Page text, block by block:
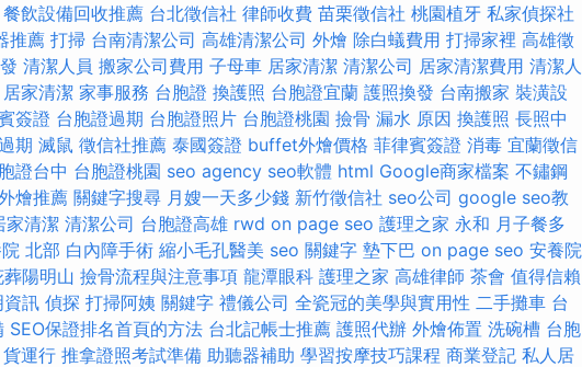
餐飲設備回收推薦 台北徵信社 律師收費 苗栗徵信社 桃園植牙 私家偵探社
推薦 打掃 台南清潔公司 高雄清潔公司 外燴 除白蟻費用 打掃家裡 高雄徵
清潔人員 搬家公司費用 子母車 居家清潔 清潔公司 居家清潔費用 清潔人
居家清潔 家事服務 台胞證 換護照 台胞證宜蘭 護照換發 台南搬家 裝潢設
簽證 台胞證過期 台胞證照片 台胞證桃園 撿骨 漏水 原因 換護照 長照中
期 滅鼠 徵信社推薦 泰國簽證 buffet外燴價格 菲律賓簽證 消毒 宜蘭徵信
證台中 台胞證桃園 seo agency seo軟體 html Google商家檔案 不鏽鋼
燴推薦 關鍵字搜尋 月嫂一天多少錢 新竹徵信社 seo公司 google seo教
家清潔 清潔公司 台胞證高雄 rwd on page seo 護理之家 永和 月子餐多
北部 白內障手術 縮小毛孔醫美 seo 關鍵字 墊下巴 on page seo 安養院
葬陽明山 撿骨流程與注意事項 龍潭眼科 護理之家 高雄律師 茶會 值得信賴
資訊 偵探 打掃阿姨 關鍵字 禮儀公司 全瓷冠的美學與實用性 二手攤車 台
SEO保證排名首頁的方法 台北記帳士推薦 護照代辦 外燴佈置 洗碗槽 台胞
貨運行 推拿證照考試準備 助聽器補助 學習按摩技巧課程 商業登記 私人居